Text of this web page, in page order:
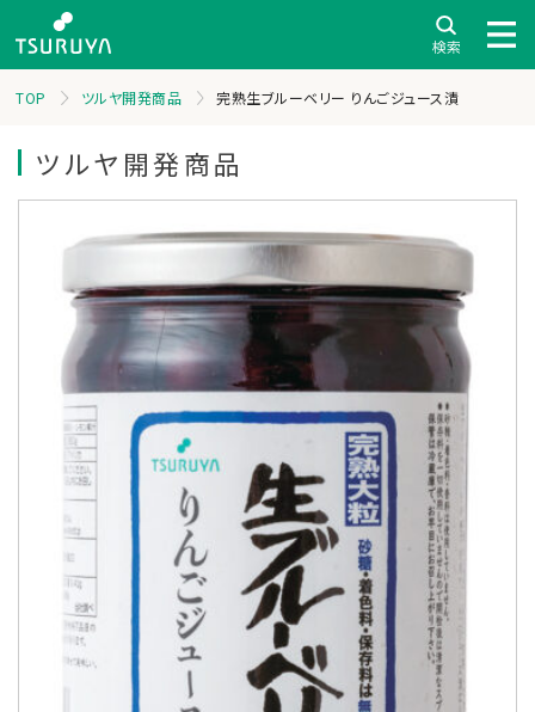
TOP ツルヤ開発商品 完熟生ブルーベリー りんごジュース漬
ツルヤ開発商品